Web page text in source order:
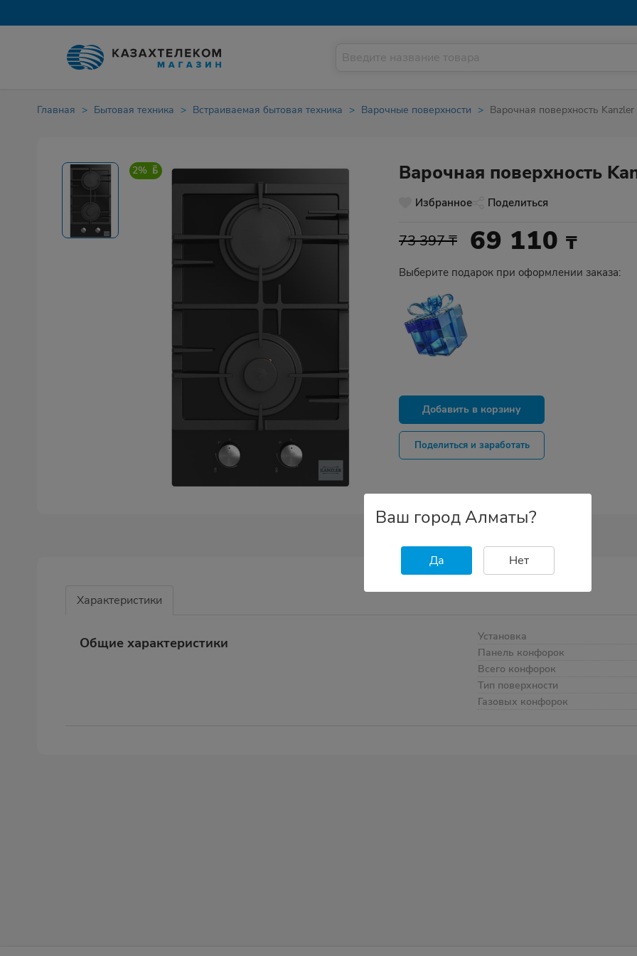
Главная Бытовая техника Встраиваемая бытовая техника Варочные поверхности Варочная поверхность
2% Варочная поверхность
Избранное Поделиться
73 397 ₸ 69 110₸
Выберите подарок при оформлении заказа:
Добавить в корзину
Поделиться и заработать
Характеристики
Общие характеристики Установка
Панель конфорок
Всего конфорок
Тип поверхности
Газовых конфорок
Ваш город Алматы?
Да Нет